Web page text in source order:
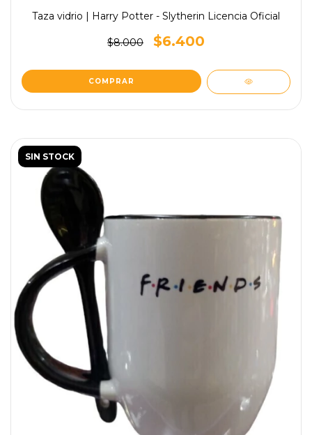
Taza vidrio | Harry Potter - Slytherin Licencia Oficial
$8.000 $6.400
SIN STOCK